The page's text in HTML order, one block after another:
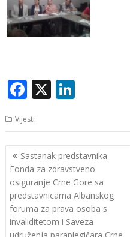
F
e
b
o
o
k
X
k
e
dI
n
Vijesti
Navigacija
članaka
Sastanak predstavnika
Fonda za zdravstveno
osiguranje Crne Gore sa
predstavnicama Albanskog
foruma za prava osoba s
invaliditetom i Saveza